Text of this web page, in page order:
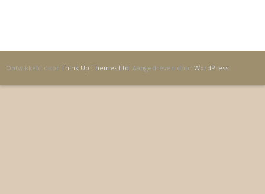
Ontwikkeld door Think Up Themes Ltd . Aangedreven door WordPress